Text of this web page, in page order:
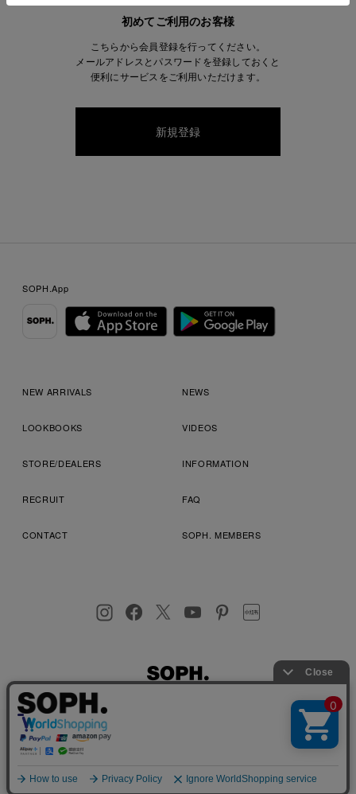
初めてご利用のお客様
こちらから会員登録を行ってください。
メールアドレスとパスワードを登録しておくと
便利にサービスをご利用いただけます。
SOPH.App
NEW ARRIVALS NEWS
LOOKBOOKS VIDEOS
STORE/DEALERS INFORMATION
RECRUIT FAQ
CONTACT SOPH. MEMBERS
プライバシーポリシー
店舗受取サービス
お客様により良いサービスを提供するため、cookie(クッキー)を
使用することがございます。 詳しくは
プライバシーポリシーを
ご確認ください。
OK